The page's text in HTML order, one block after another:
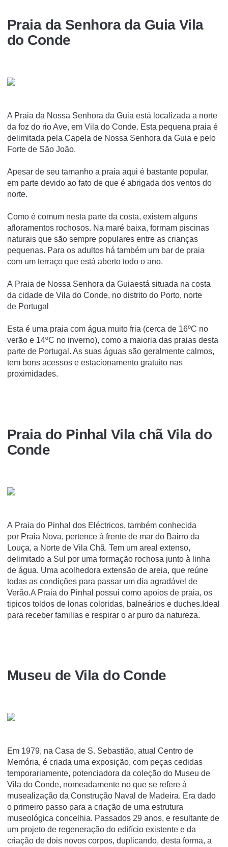
Praia da Senhora da Guia Vila
do Conde
A Praia da Nossa Senhora da Guia está localizada a norte
da foz do rio Ave, em Vila do Conde. Esta pequena praia é
delimitada pela Capela de Nossa Senhora da Guia e pelo
Forte de São João.
Apesar de seu tamanho a praia aqui é bastante popular,
em parte devido ao fato de que é abrigada dos ventos do
norte.
Como é comum nesta parte da costa, existem alguns
afloramentos rochosos. Na maré baixa, formam piscinas
naturais que são sempre populares entre as crianças
pequenas. Para os adultos há também um bar de praia
com um terraço que está aberto todo o ano.
A Praia de Nossa Senhora da Guiaestá situada na costa
da cidade de Vila do Conde, no distrito do Porto, norte
de Portugal
Esta é uma praia com água muito fria (cerca de 16ºC no
verão e 14ºC no inverno), como a maioria das praias desta
parte de Portugal. As suas águas são geralmente calmos,
tem bons acessos e estacionamento gratuito nas
proximidades.
Praia do Pinhal Vila chã Vila do
Conde
A Praia do Pinhal dos Eléctricos, também conhecida
por Praia Nova, pertence à frente de mar do Bairro da
Louça, a Norte de Vila Chã. Tem um areal extenso,
delimitado a Sul por uma formação rochosa junto à linha
de água. Uma acolhedora extensão de areia, que reúne
todas as condições para passar um dia agradável de
Verão.A Praia do Pinhal possui como apoios de praia, os
tipicos toldos de lonas coloridas, balneários e duches.Ideal
para receber familias e respirar o ar puro da natureza.
Museu de Vila do Conde
Em 1979, na Casa de S. Sebastião, atual Centro de
Memória, é criada uma exposição, com peças cedidas
temporariamente, potenciadora da coleção do Museu de
Vila do Conde, nomeadamente no que se refere à
musealização da Construção Naval de Madeira. Era dado
o primeiro passo para a criação de uma estrutura
museológica concelhia. Passados 29 anos, e resultante de
um projeto de regeneração do edifício existente e da
criação de dois novos corpos, duplicando, desta forma, a